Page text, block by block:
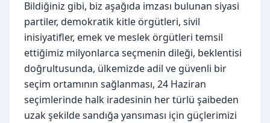
Bildiğiniz gibi, biz aşağıda imzası bulunan siyasi
partiler, demokratik kitle örgütleri, sivil
inisiyatifler, emek ve meslek örgütleri temsil
ettiğimiz milyonlarca seçmenin dileği, beklentisi
doğrultusunda, ülkemizde adil ve güvenli bir
seçim ortamının sağlanması, 24 Haziran
seçimlerinde halk iradesinin her türlü şaibeden
uzak şekilde sandığa yansıması için güçlerimizi